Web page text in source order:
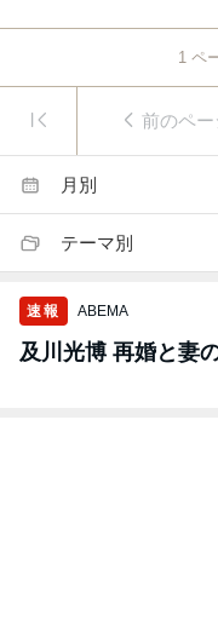
1ペ
前のペー
月別
テーマ別
速報 ABEMA
及川光博 再婚と妻